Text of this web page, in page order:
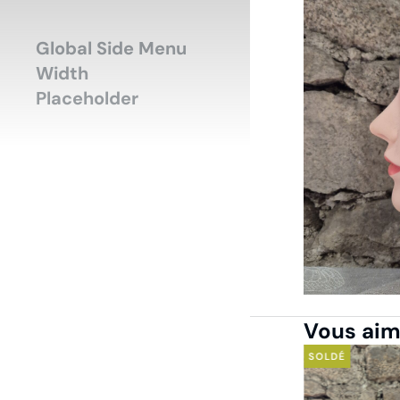
Global Side Menu
Width
Placeholder
Vous êtes ici :
Accueil Mode-
Vous
SOLDÉ